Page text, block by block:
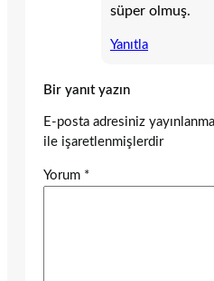
süper olmuş.
Yanıtla
Bir yanıt yazın
E-posta adresiniz
ile işaretlenmişlerdir
Yorum *